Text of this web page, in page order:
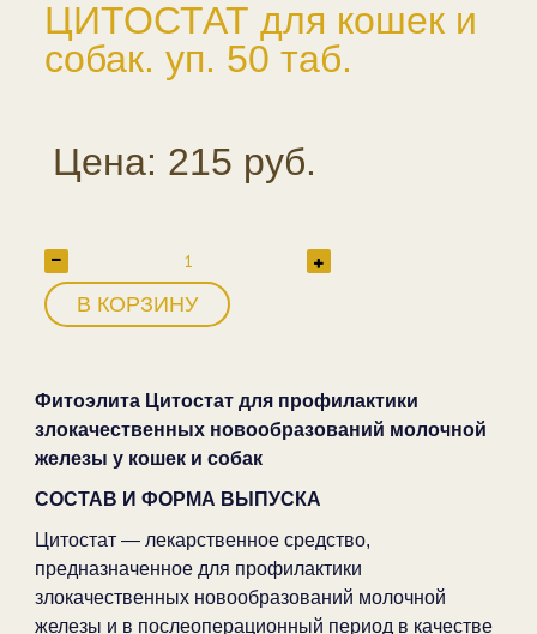
ЦИТОСТАТ для кошек и
собак. уп. 50 таб.
Цена: 215 руб.
В КОРЗИНУ
Фитоэлита Цитостат для профилактики
злокачественных новообразований молочной
железы у кошек и собак
СОСТАВ И ФОРМА ВЫПУСКА
Цитостат — лекарственное средство,
предназначенное для профилактики
злокачественных новообразований молочной
железы и в послеоперационный период в качестве